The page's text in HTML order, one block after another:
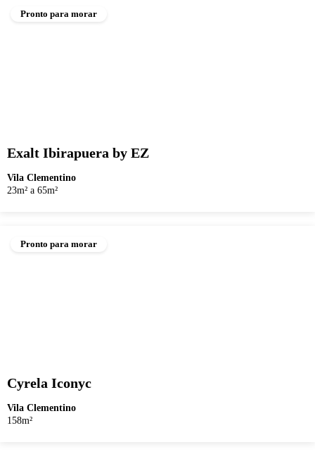
Pronto para morar
Exalt Ibirapuera by EZ
Vila Clementino
23m² a 65m²
Pronto para morar
Cyrela Iconyc
Vila Clementino
158m²